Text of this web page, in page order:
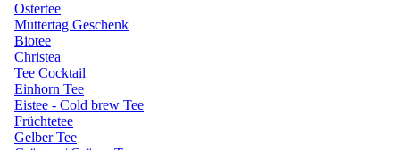
Ostertee
Muttertag Geschenk
Biotee
Christea
Tee Cocktail
Einhorn Tee
Eistee - Cold brew Tee
Früchtetee
Gelber Tee